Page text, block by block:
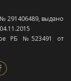
№ 291406489, выдано
РБ №523491 от